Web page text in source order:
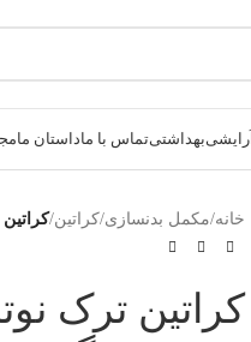
آرایشیبهداشتیتماس با ماداستان ما
خانه/مکمل بدنسازی/کراتین/کراتین ترک